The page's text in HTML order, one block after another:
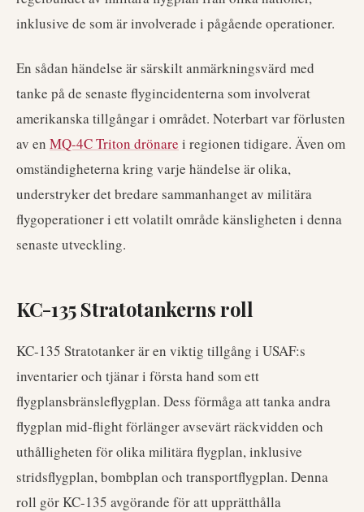
inklusive de som är involverade i pågående operationer.
En sådan händelse är särskilt anmärkningsvärd med
tanke på de senaste flygincidenterna som involverat
amerikanska tillgångar i området. Noterbart var förlusten
av en MQ-4C Triton drönare i regionen tidigare. Även om
omständigheterna kring varje händelse är olika,
understryker det bredare sammanhanget av militära
flygoperationer i ett volatilt område känsligheten i denna
senaste utveckling.
KC-135 Stratotankerns roll
KC-135 Stratotanker är en viktig tillgång i USAF:s
inventarier och tjänar i första hand som ett
flygplansbränsleflygplan. Dess förmåga att tanka andra
flygplan mid-flight förlänger avsevärt räckvidden och
uthålligheten för olika militära flygplan, inklusive
stridsflygplan, bombplan och transportflygplan. Denna
roll gör KC-135 avgörande för att upprätthålla